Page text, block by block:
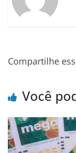
Compartilhe
Você